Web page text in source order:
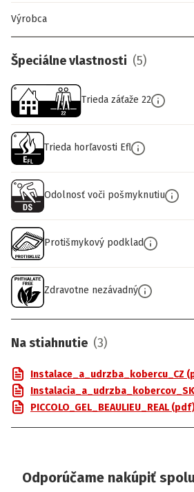
Výrobca
Špeciálne vlastnosti (5)
Trieda záťaže 22
Trieda horľavosti Efl
Odolnosť voči pošmyknutiu
Protišmykový podklad
Zdravotne nezávadný
Na stiahnutie (3)
Instalace_a_udrzba_kobercu_CZ
PICCOLO_GEL_BEAULIEU_REAL
Odporúčame nakúpiť